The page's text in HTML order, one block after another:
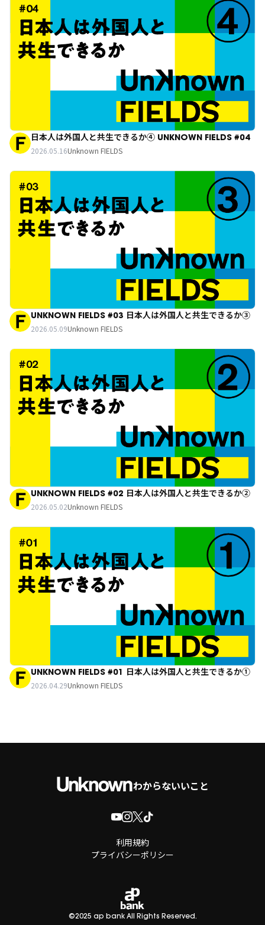
日本人は外国人と共生できるか④ UNKNOWN FIELDS #04
2026.05.16Unknown FIELDS
UNKNOWN FIELDS #03 日本人は外国人と共生できるか③
2026.05.09Unknown FIELDS
UNKNOWN FIELDS #02 日本人は外国人と共生できるか②
2026.05.02Unknown FIELDS
UNKNOWN FIELDS #01 日本人は外国人と共生できるか①
2026.04.29Unknown FIELDS
わからないいこと
利用規約
プライバシーポリシー
©2025 ap bank All Rights Reserved.